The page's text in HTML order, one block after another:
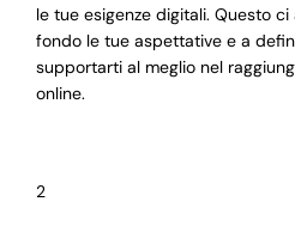
le tue esigenze digitali. Questo
fondo le tue aspettative e a
supportarti al meglio nel
online.
2